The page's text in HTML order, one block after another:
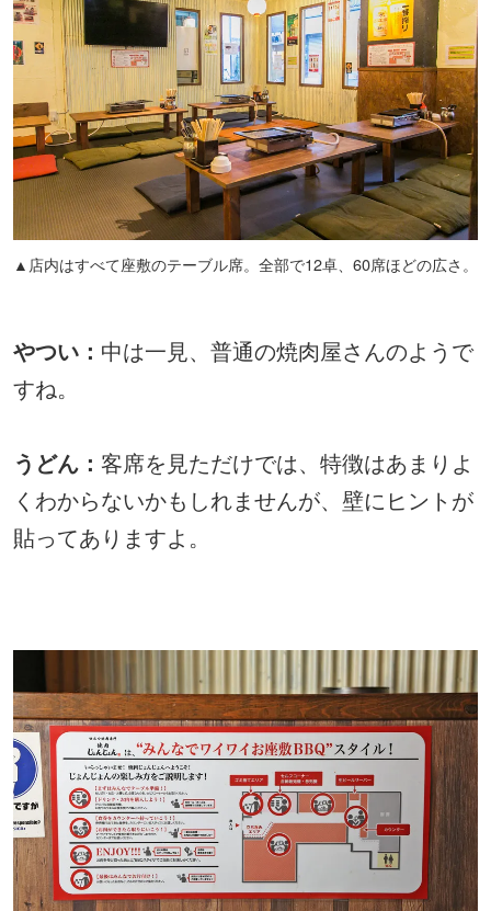
▲店内はすべて座敷のテーブル席。全部で12卓、60席ほどの広さ。
やつい： 中は一見、普通の焼肉屋さんのようで
すね。
うどん： 客席を見ただけでは、特徴はあまりよ
くわからないかもしれませんが、壁にヒントが
貼ってありますよ。